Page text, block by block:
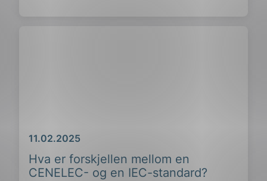
Hva er forskjellen mellom en
CENELEC- og en IEC-standard?
Dato
11.02.2025